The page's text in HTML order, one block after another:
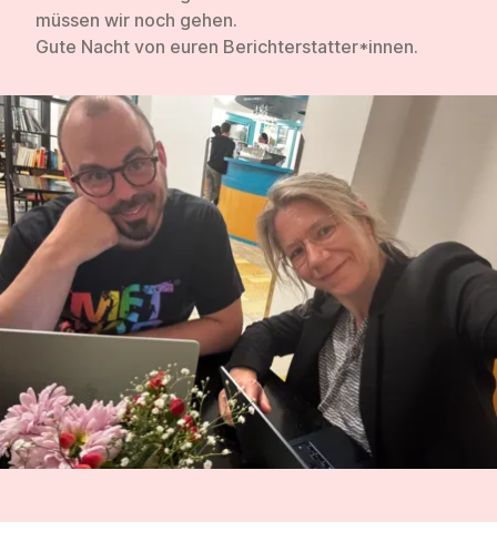
müssen wir noch gehen.
Gute Nacht von euren Berichterstatter*innen.